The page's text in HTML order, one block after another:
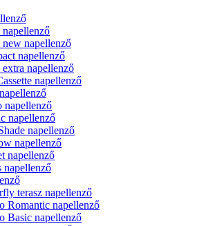
napellenző
new napellenző
napellenző
extra napellenző
napellenző
napellenző
napellenző
napellenző
napellenző
napellenző
napellenző
terasz napellenző
Romantic napellenző
Basic napellenző